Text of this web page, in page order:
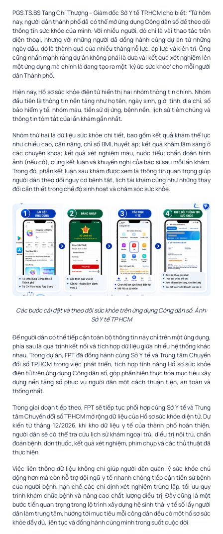
PGS.TS.BS Tăng Chí Thượng – Giám đốc Sở Y tế TP.HCM cho biết: “Từ hôm
nay, người dân thành phố đã có thể mở ứng dụng Công dân số để theo dõi
thông tin sức khỏe của mình. Với nhiều người, đó chỉ là vài thao tác trên
điện thoại, nhưng với những người đã đồng hành cùng dự án từ những
ngày đầu, đó là thành quả của nhiều tháng nỗ lực, áp lực và kiên trì. Ông
cũng nhấn mạnh rằng dự án không phải là đưa vài kết quả xét nghiệm lên
một ứng dụng mà chính là đang tạo ra một ‘ký ức sức khỏe’ cho mỗi người
dân Thành phố.
Hiện nay, Hồ sơ sức khỏe điện tử hiển thị hai nhóm thông tin chính. Nhóm
đầu tiên là thông tin nền tảng như họ tên, ngày sinh, giới tính, địa chỉ, số
bảo hiểm y tế, nhóm máu, tiền sử dị ứng, bệnh nền, lịch sử tiêm chủng và
thông tin tóm tắt của lần khám gần nhất.
Nhóm thứ hai là dữ liệu sức khỏe chi tiết, bao gồm kết quả khám thể lực
như chiều cao, cân nặng, chỉ số BMI, huyết áp; kết quả khám lâm sàng ở
các chuyên khoa; kết quả xét nghiệm máu, nước tiểu; chẩn đoán hình
ảnh (nếu có), cùng kết luận và khuyến nghị của bác sĩ sau mỗi lần khám.
Trong đó, phần kết luận sau khám được xem là thông tin quan trọng giúp
người dân theo dõi nguy cơ bệnh tật, lịch tái khám cũng như những thay
đổi cần thiết trong chế độ sinh hoạt và chăm sóc sức khỏe.
Các bước cài đặt và theo dõi sức khỏe trên ứng dụng Công dân số. Ảnh:
Sở Y tế TP HCM
Để người dân có thể tiếp cận toàn bộ thông tin này chỉ trên một ứng dụng,
phía sau là quá trình kết nối và tích hợp dữ liệu giữa nhiều hệ thống khác
nhau. Trong dự án, FPT đã đồng hành cùng Sở Y tế và Trung tâm Chuyển
đổi số TP.HCM trong việc phát triển, tích hợp tính năng Hồ sơ sức khỏe
điện tử trên ứng dụng Công dân số, góp phần hiện thực hóa mục tiêu xây
dựng nền tảng số phục vụ người dân một cách thuận tiện, an toàn và
thống nhất.
Trong giai đoạn tiếp theo, FPT sẽ tiếp tục phối hợp cùng Sở Y tế và Trung
tâm Chuyển đổi số TP.HCM mở rộng dữ liệu của Hồ sơ sức khỏe điện tử. Dự
kiến từ tháng 12/2026, khi kho dữ liệu y tế của thành phố hoàn thiện,
người dân sẽ có thể tra cứu lịch sử khám ngoại trú, điều trị nội trú, chẩn
đoán bệnh, đơn thuốc, kết quả xét nghiệm, phim chụp và các thủ thuật đã
thực hiện.
Việc liên thông dữ liệu không chỉ giúp người dân quản lý sức khỏe chủ
động hơn mà còn hỗ trợ đội ngũ y tế nhanh chóng tiếp cận tiền sử bệnh
của người bệnh, hạn chế các chỉ định xét nghiệm trùng lặp, tối ưu quy
trình khám chữa bệnh và nâng cao chất lượng điều trị. Đây cũng là một
bước tiến quan trọng trong lộ trình xây dựng hệ sinh thái y tế số lấy người
dân làm trung tâm, hướng tới mục tiêu mỗi công dân đều có một hồ sơ sức
khỏe đầy đủ, liên tục và đồng hành cùng mình trong suốt cuộc đời.